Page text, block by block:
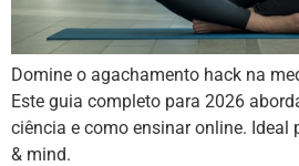
Domine o agachamento hack na
Este guia completo para 2026
ciência e como ensinar online. Ideal
& mind.